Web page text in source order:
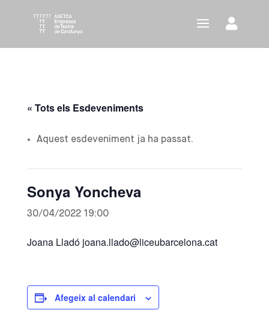
« Tots els Esdeveniments
Aquest esdeveniment ja ha passat.
Sonya Yoncheva
30/04/2022 19:00
Joana Lladó joana.llado@liceubarcelona.cat
Afegeix al calendari